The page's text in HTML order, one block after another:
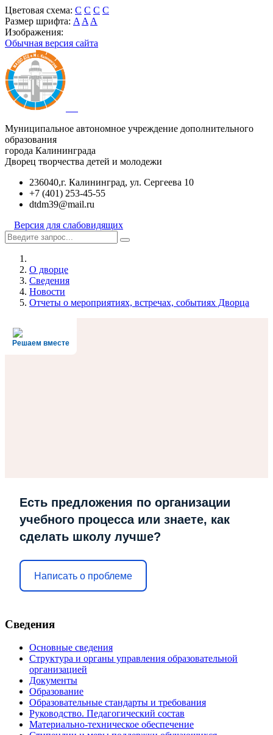
Цветовая схема: C C C C
Размер шрифта: A A A
Изображения:
Обычная версия сайта
Муниципальное автономное учреждение дополнительного
образования
города Калининграда
Дворец творчества детей и молодежи
236040,г. Калининград, ул. Сергеева 10
+7 (401) 253-45-55
dtdm39@mail.ru
Версия для слабовидящих
О дворце
Сведения
Новости
Отчеты о мероприятиях, встречах, событиях Дворца
Решаем вместе
Есть предложения по организации
учебного процесса или знаете, как
сделать школу лучше?
Написать о проблеме
Сведения
Основные сведения
Структура и органы управления образовательной
организацией
Документы
Образование
Образовательные стандарты и требования
Руководство. Педагогический состав
Материально-техническое обеспечение